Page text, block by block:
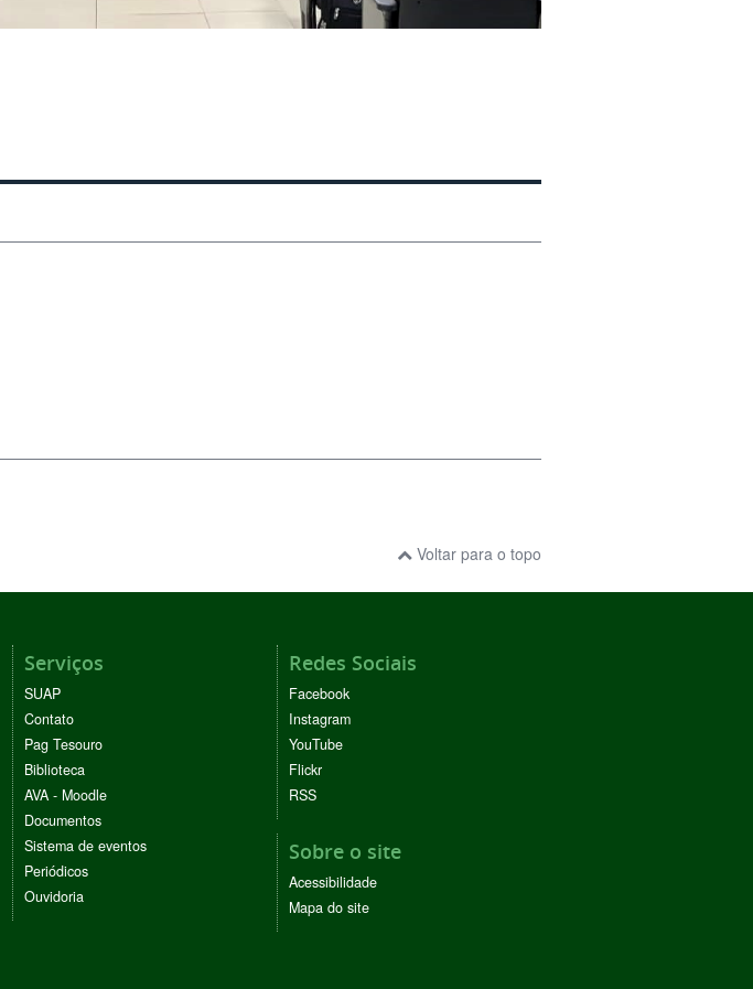
Voltar para o topo
Serviços
SUAP
Contato
Pag Tesouro
Biblioteca
AVA - Moodle
Documentos
Sistema de eventos
Periódicos
Ouvidoria
Redes Sociais
Facebook
Instagram
YouTube
Flickr
RSS
Sobre o site
Acessibilidade
Mapa do site